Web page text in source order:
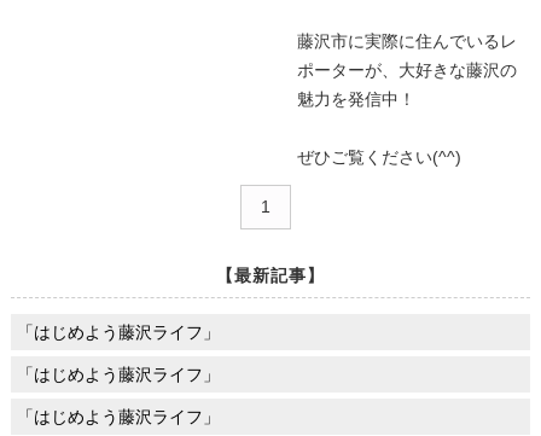
藤沢市に実際に住んでいるレ
ポーターが、大好きな藤沢の
魅力を発信中！
ぜひご覧ください(^^)
1
【最新記事】
「はじめよう藤沢ライフ」
「はじめよう藤沢ライフ」
「はじめよう藤沢ライフ」